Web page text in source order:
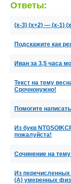
Ответы:
(x-3) (x+2) — (x-1)
Подскажите как
Иван за 3,5 часа
Текст на тему
Срочнонужно!
Помогите
Из букв
пожалуйста!
Сочинение на
Из
(А) умеренных